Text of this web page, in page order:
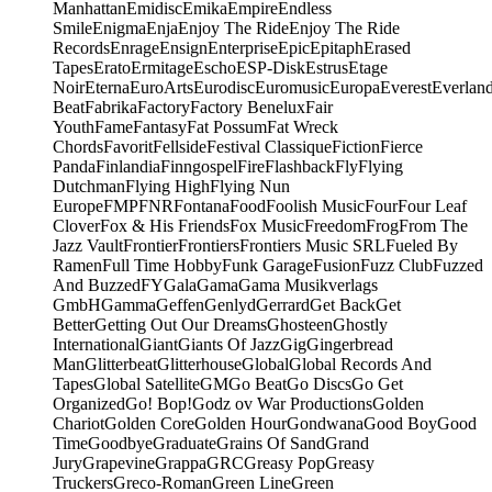
ManhattanEmidiscEmikaEmpireEndless
SmileEnigmaEnjaEnjoy The RideEnjoy The Ride
RecordsEnrageEnsignEnterpriseEpicEpitaphErased
TapesEratoErmitageEschoESP-DiskEstrusEtage
NoirEternaEuroArtsEurodiscEuromusicEuropaEverest
BeatFabrikaFactoryFactory BeneluxFair
YouthFameFantasyFat PossumFat Wreck
ChordsFavoritFellsideFestival ClassiqueFictionFierce
PandaFinlandiaFinngospelFireFlashbackFlyFlying
DutchmanFlying HighFlying Nun
EuropeFMPFNRFontanaFoodFoolish MusicFourFour Leaf
CloverFox & His FriendsFox MusicFreedomFrogFrom The
Jazz VaultFrontierFrontiersFrontiers Music SRLFueled By
RamenFull Time HobbyFunk GarageFusionFuzz ClubFuzzed
And BuzzedFYGalaGamaGama Musikverlags
GmbHGammaGeffenGenlydGerrardGet BackGet
BetterGetting Out Our DreamsGhosteenGhostly
InternationalGiantGiants Of JazzGigGingerbread
ManGlitterbeatGlitterhouseGlobalGlobal Records And
TapesGlobal SatelliteGMGo BeatGo DiscsGo Get
OrganizedGo! Bop!Godz ov War ProductionsGolden
ChariotGolden CoreGolden HourGondwanaGood BoyGood
TimeGoodbyeGraduateGrains Of SandGrand
JuryGrapevineGrappaGRCGreasy PopGreasy
TruckersGreco-RomanGreen LineGreen